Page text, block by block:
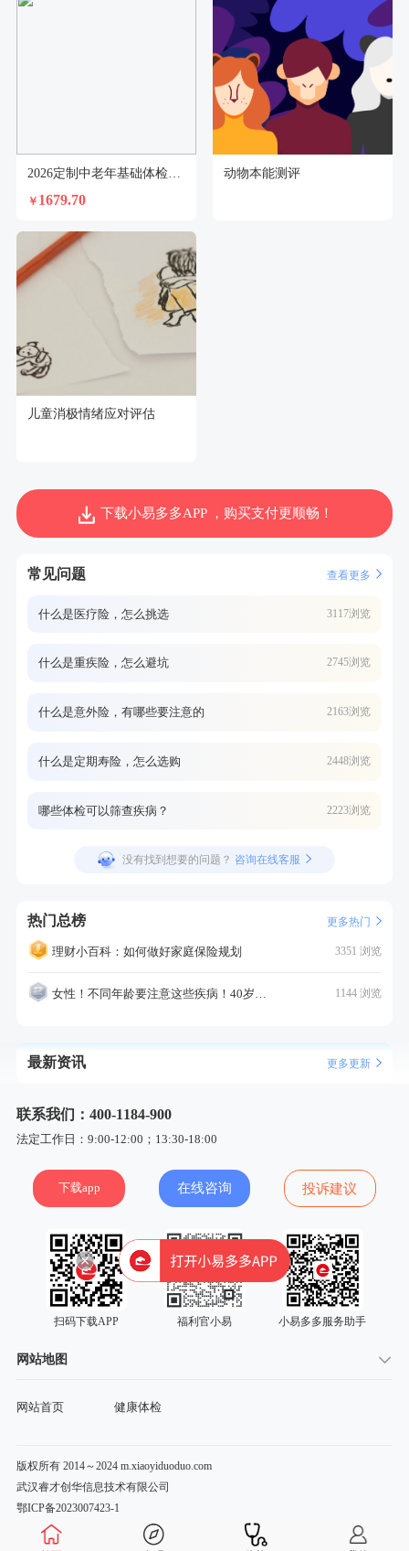
￥ 1679.70
动物本能测评
儿童消极情绪应对评估
下载小易多多APP ，购买支付更顺畅！
常见问题 查看更多
什么是医疗险，怎么挑选 3117浏览
什么是重疾险，怎么避坑 2745浏览
什么是意外险，有哪些要注意的 2163浏览
什么是定期寿险，怎么选购 2448浏览
哪些体检可以筛查疾病？ 2223浏览
没有找到想要的问题？ 咨询在线客服
热门总榜 更多热门
理财小百科：如何做好家庭保险规划 3351 浏览
女性！不同年龄要注意这些疾病！40岁的这个疾病最需要注意！ 1144 浏览
最新资讯 更多更新
联系我们：400-1184-900
法定工作日：9:00-12:00；13:30-18:00
下载app 在线咨询 投诉建议
扫码下载APP 福利官小易 小易多多服务助手
网站地图
网站首页 健康体检
版权所有 2014～2024 m.xiaoyiduoduo.com
武汉睿才创华信息技术有限公司
鄂ICP备2023007423-1